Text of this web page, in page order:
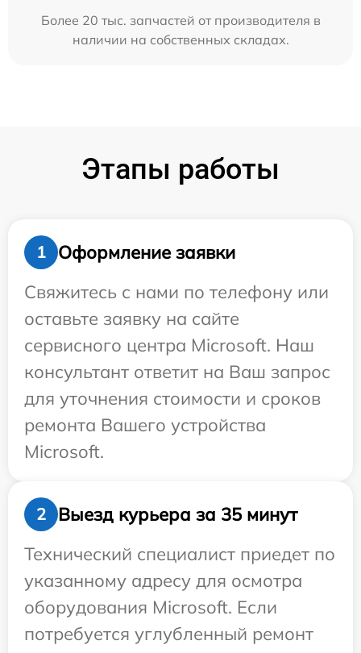
Более 20 тыс. запчастей от производителя в
наличии на собственных складах.
Этапы работы
1
Оформление заявки
Свяжитесь с нами по телефону или
оставьте заявку на сайте
сервисного центра Microsoft. Наш
консультант ответит на Ваш запрос
для уточнения стоимости и сроков
ремонта Вашего устройства
Microsoft.
2
Выезд курьера за 35 минут
Технический специалист приедет по
указанному адресу для осмотра
оборудования Microsoft. Если
потребуется углубленный ремонт